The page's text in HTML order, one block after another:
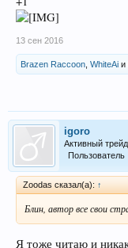
13 сен 2016
Brazen Raccoon WhiteAi и
igoro
Активный
Пользователь
Zoodas сказал(а): ↑
Блин, автор все свои
Я тоже читаю и